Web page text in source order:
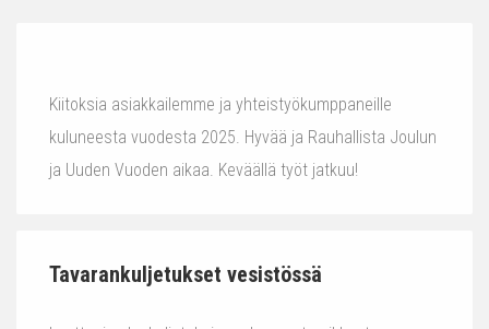
Kiitoksia asiakkailemme ja yhteistyökumppaneille
kuluneesta vuodesta 2025. Hyvää ja Rauhallista Joulun
ja Uuden Vuoden aikaa. Keväällä työt jatkuu!
Tavarankuljetukset vesistössä